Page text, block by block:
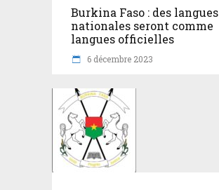
Burkina Faso : des langues
nationales seront comme
langues officielles
6 décembre 2023